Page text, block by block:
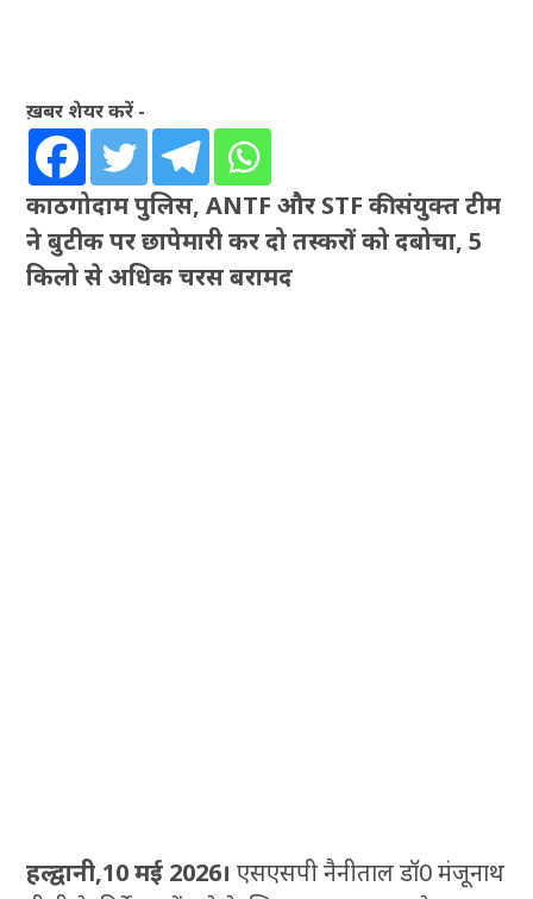
ख़बर शेयर करें -
काठगोदाम पुलिस, ANTF और STF की संयुक्त टीम
ने बुटीक पर छापेमारी कर दो तस्करों को दबोचा, 5
किलो से अधिक चरस बरामद
हल्द्वानी,10 मई 2026। एसएसपी नैनीताल डॉ0 मंजूनाथ